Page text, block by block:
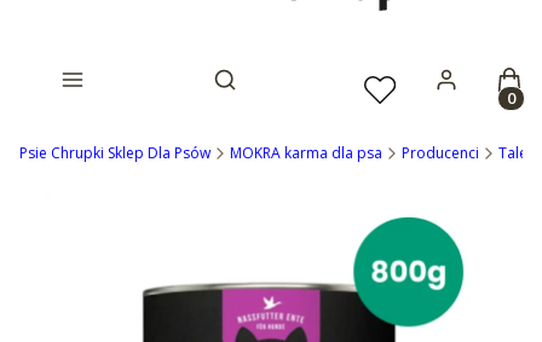
Otwórz wyszukiwarkę
Psie Chrupki Sklep Dla Psów MOKRA karma dla psa Producenci Tales